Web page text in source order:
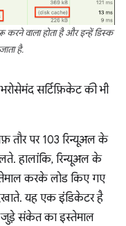
करने वाला होता है और इन्हें डिस्क
है.
सर्टिफ़िकेट की भी
तौर पर 103 रिन्यूअल के
हालांकि, रिन्यूअल के
करके लोड किए गए
यह एक इंडिकेटर है
जुड़े संकेत का इस्तेमाल